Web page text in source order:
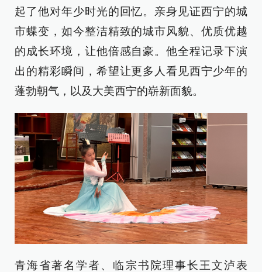
起了他对年少时光的回忆。亲身见证西宁的城
市蝶变，如今整洁精致的城市风貌、优质优越
的成长环境，让他倍感自豪。他全程记录下演
出的精彩瞬间，希望让更多人看见西宁少年的
蓬勃朝气，以及大美西宁的崭新面貌。
青海省著名学者、临宗书院理事长王文泸表